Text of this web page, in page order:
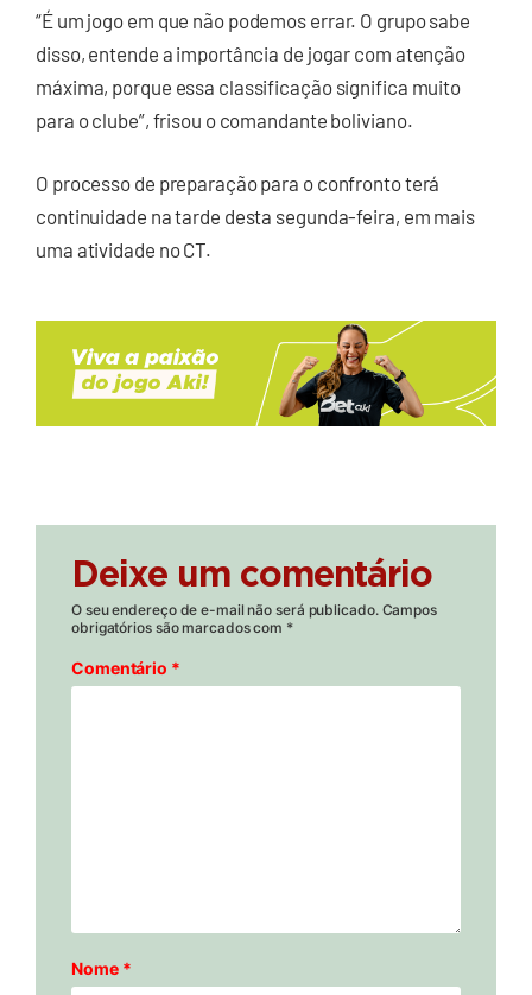
“É um jogo em que não podemos errar. O grupo sabe
disso, entende a importância de jogar com atenção
máxima, porque essa classificação significa muito
para o clube”, frisou o comandante boliviano.
O processo de preparação para o confronto terá
continuidade na tarde desta segunda-feira, em mais
uma atividade no CT.
Deixe um comentário
O seu endereço de e-mail não será publicado. Campos
obrigatórios são marcados com *
Comentário *
Nome *